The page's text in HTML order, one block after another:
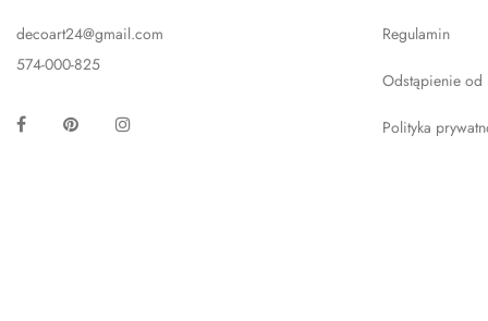
decoart24@gmail.com
574-000-825
Facebook Pinterest
Regulamin
Odstąpienie od
Polityka